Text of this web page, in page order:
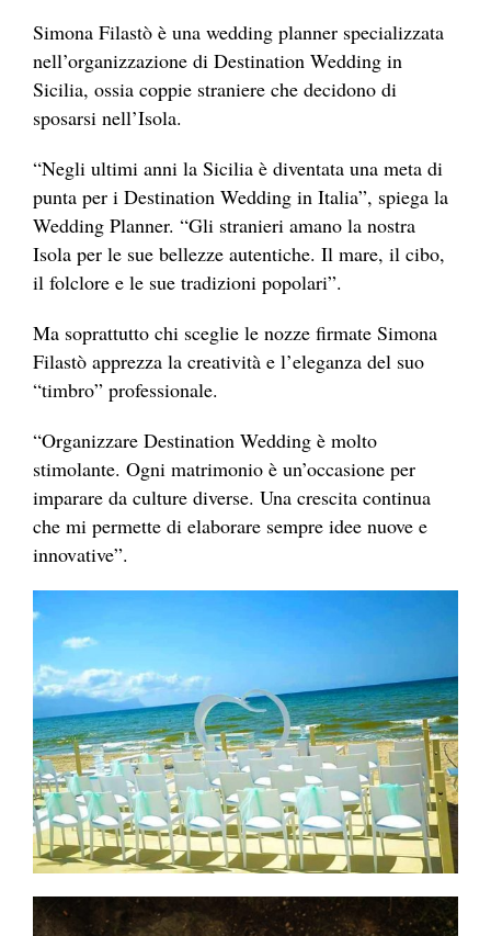
Simona Filastò è una wedding planner specializzata
nell’organizzazione di Destination Wedding in
Sicilia, ossia coppie straniere che decidono di
sposarsi nell’Isola.
“Negli ultimi anni la Sicilia è diventata una meta di
punta per i Destination Wedding in Italia”, spiega la
Wedding Planner. “Gli stranieri amano la nostra
Isola per le sue bellezze autentiche. Il mare, il cibo,
il folclore e le sue tradizioni popolari”.
Ma soprattutto chi sceglie le nozze firmate Simona
Filastò apprezza la creatività e l’eleganza del suo
“timbro” professionale.
“Organizzare Destination Wedding è molto
stimolante. Ogni matrimonio è un’occasione per
imparare da culture diverse. Una crescita continua
che mi permette di elaborare sempre idee nuove e
innovative”.